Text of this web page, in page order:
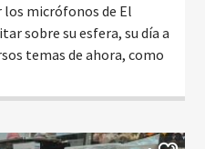
micrófonos de El
sobre su esfera, su día a
temas de ahora, como